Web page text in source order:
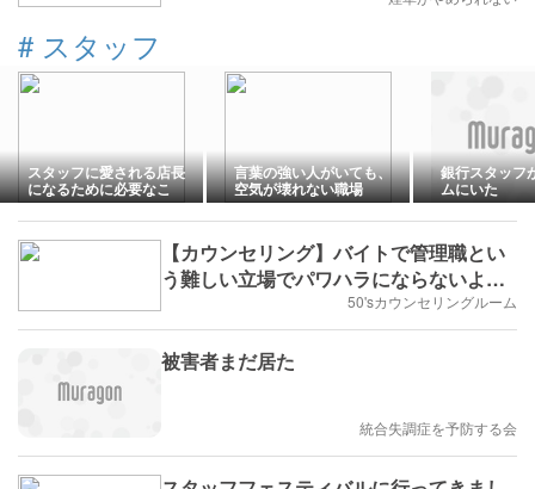
# スタッフ
スタッフに愛される店長
になるために必要なこ
と。それは「自分を知る
こと」でした
言葉の強い人がいても、
空気が壊れない職場
銀行スタッフ
ムにいた
【カウンセリング】バイトで管理職とい
う難しい立場でパワハラにならないよう
な注意の仕方が分からない男性50'sカウンセリングルーム
被害者まだ居た
統合失調症を予防する会